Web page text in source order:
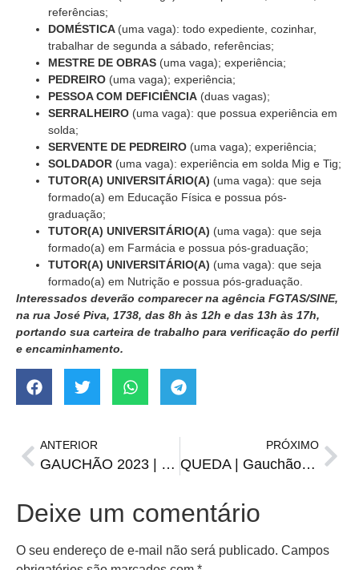
referências;
DOMÉSTICA (uma vaga): todo expediente, cozinhar,
trabalhar de segunda a sábado, referências;
MESTRE DE OBRAS (uma vaga); experiência;
PEDREIRO (uma vaga); experiência;
PESSOA COM DEFICIÊNCIA (duas vagas);
SERRALHEIRO (uma vaga): que possua experiência em
solda;
SERVENTE DE PEDREIRO (uma vaga); experiência;
SOLDADOR (uma vaga): experiência em solda Mig e Tig;
TUTOR(A) UNIVERSITÁRIO(A) (uma vaga): que seja
formado(a) em Educação Física e possua pós-
graduação;
TUTOR(A) UNIVERSITÁRIO(A) (uma vaga): que seja
formado(a) em Farmácia e possua pós-graduação;
TUTOR(A) UNIVERSITÁRIO(A) (uma vaga): que seja
formado(a) em Nutrição e possua pós-graduação.
Interessados deverão comparecer na agência FGTAS/SINE,
na rua José Piva, 1738, das 8h às 12h e das 13h às 17h,
portando sua carteira de trabalho para verificação do perfil
e encaminhamento.
ANTERIOR
GAUCHÃO 2023 | Classificação atualizada após quatro rodadas
PRÓXIMO
QUEDA | Gauchão 2023 já tem dois técnicos demitidos
Deixe um comentário
O seu endereço de e-mail não será publicado. Campos